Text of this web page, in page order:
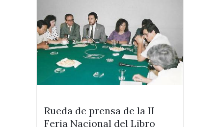
Rueda de prensa de la II
Feria Nacional del Libro